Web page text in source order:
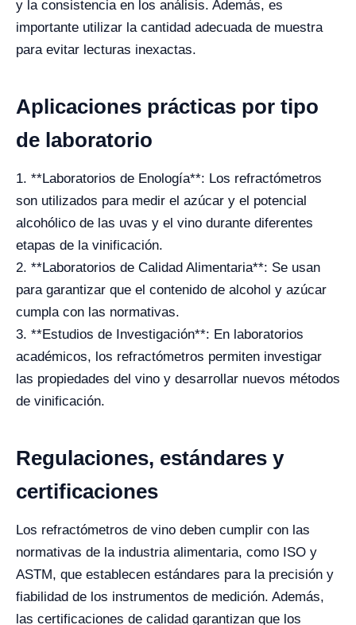
y la consistencia en los análisis. Además, es
importante utilizar la cantidad adecuada de muestra
para evitar lecturas inexactas.
Aplicaciones prácticas por tipo
de laboratorio
1. **Laboratorios de Enología**: Los refractómetros
son utilizados para medir el azúcar y el potencial
alcohólico de las uvas y el vino durante diferentes
etapas de la vinificación.
2. **Laboratorios de Calidad Alimentaria**: Se usan
para garantizar que el contenido de alcohol y azúcar
cumpla con las normativas.
3. **Estudios de Investigación**: En laboratorios
académicos, los refractómetros permiten investigar
las propiedades del vino y desarrollar nuevos métodos
de vinificación.
Regulaciones, estándares y
certificaciones
Los refractómetros de vino deben cumplir con las
normativas de la industria alimentaria, como ISO y
ASTM, que establecen estándares para la precisión y
fiabilidad de los instrumentos de medición. Además,
las certificaciones de calidad garantizan que los